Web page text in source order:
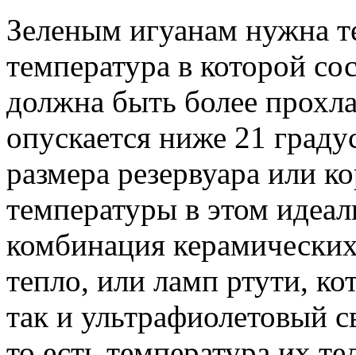
Зеленым игуанам нужна
температура в которой
должна быть более
опускается ниже 21
размера резервуара или
температуры в этом
комбинация
тепло, или ламп ртути,
так и ультрафиолетовый